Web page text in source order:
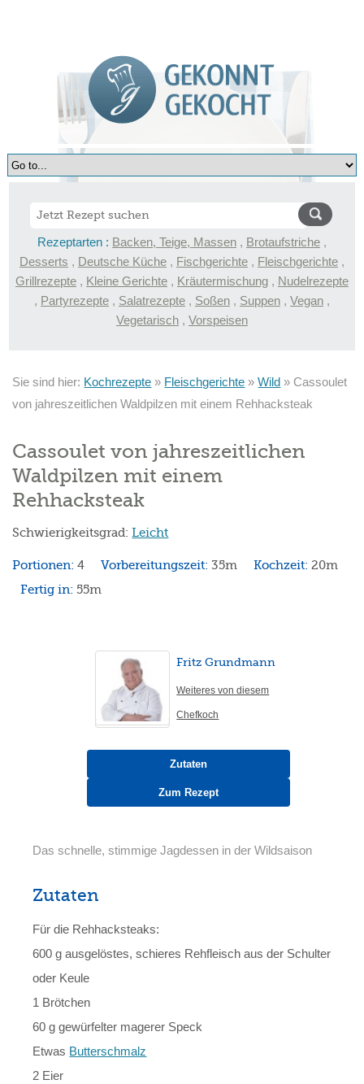
Rezeptarten : Backen, Teige, Massen , Brotaufstriche ,
Desserts , Deutsche Küche , Fischgerichte , Fleischgerichte ,
Grillrezepte , Kleine Gerichte , Kräutermischung , Nudelrezepte
, Partyrezepte , Salatrezepte , Soßen , Suppen , Vegan ,
Vegetarisch , Vorspeisen
Sie sind hier: Kochrezepte » Fleischgerichte »Wild »Cassoulet
von jahreszeitlichen Waldpilzen mit einem Rehhacksteak
Cassoulet von jahreszeitlichen
Waldpilzen mit einem
Rehhacksteak
Schwierigkeitsgrad:Leicht
Portionen:4 Vorbereitungszeit: 35m Kochzeit:20m
Fertig in:55m
Fritz Grundmann
Weiteres von diesem
Chefkoch
Zutaten
Zum Rezept
Das schnelle, stimmige Jagdessen in der Wildsaison
Zutaten
Für die Rehhacksteaks:
600 g ausgelöstes, schieres Rehfleisch aus der Schulter
oder Keule
1 Brötchen
60 g gewürfelter magerer Speck
Etwas Butterschmalz
2 Eier